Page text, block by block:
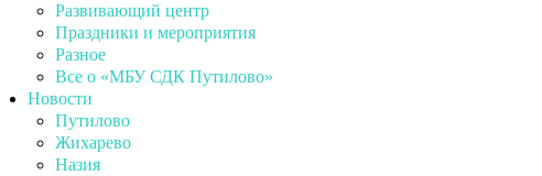
Развивающий центр
Праздники и мероприятия
Разное
Все о «МБУ СДК Путилово»
Новости
Путилово
Жихарево
Назия